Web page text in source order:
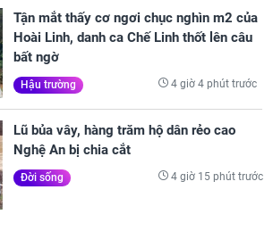
Tận mắt thấy cơ ngơi chục nghìn m2 của
Hoài Linh, danh ca Chế Linh thốt lên câu
bất ngờ
Hậu trường 4 giờ 4 phút trước
Lũ bủa vây, hàng trăm hộ dân rẻo cao
Nghệ An bị chia cắt
Đời sống 4 giờ 15 phút trước